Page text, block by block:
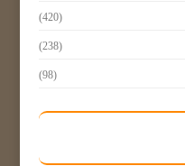
(420)
(238)
(98)